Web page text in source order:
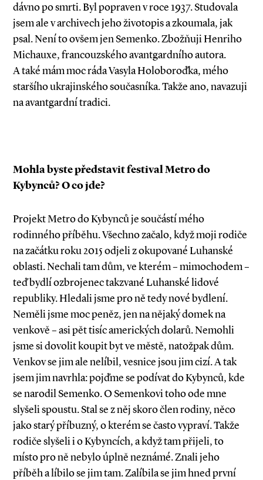
dávno po smrti. Byl popraven v roce 1937. Studovala
jsem ale v archivech jeho životopis a zkoumala, jak
psal. Není to ovšem jen Semenko. Zbožňuji Henriho
Michauxe, francouzského avantgardního autora.
A také mám moc ráda Vasyla Holoboroďka, mého
staršího ukrajinského současníka. Takže ano, navazuji
na avantgardní tradici.
Mohla byste představit festival Metro do
Kybynců? O co jde?
Projekt Metro do Kybynců je součástí mého
rodinného příběhu. Všechno začalo, když moji rodiče
na začátku roku 2015 odjeli z okupované Luhanské
oblasti. Nechali tam dům, ve kterém – mimochodem –
teď bydlí ozbrojenec takzvané Luhanské lidové
republiky. Hledali jsme pro ně tedy nové bydlení.
Neměli jsme moc peněz, jen na nějaký domek na
venkově – asi pět tisíc amerických dolarů. Nemohli
jsme si dovolit koupit byt ve městě, natožpak dům.
Venkov se jim ale nelíbil, vesnice jsou jim cizí. A tak
jsem jim navrhla: pojďme se podívat do Kybynců, kde
se narodil Semenko. O Semenkovi toho ode mne
slyšeli spoustu. Stal se z něj skoro člen rodiny, něco
jako starý příbuzný, o kterém se často vypraví. Takže
rodiče slyšeli i o Kybyncích, a když tam přijeli, to
místo pro ně nebylo úplně neznámé. Znali jeho
příběh a líbilo se jim tam. Zalíbila se jim hned první